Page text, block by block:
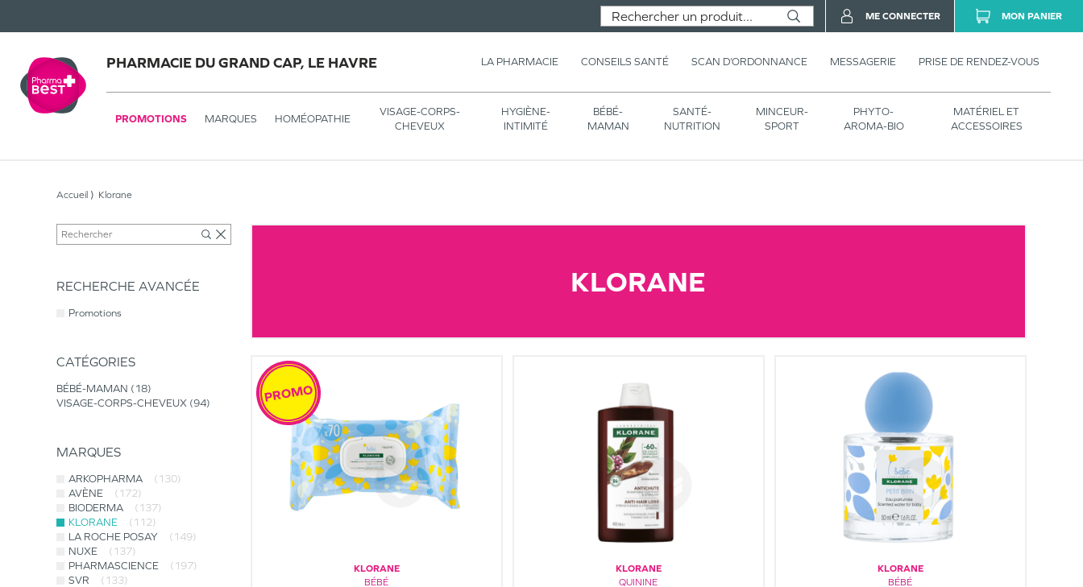
PHARMACIE DU GRAND CAP, LE HAVRE LA PHARMACIE CONSEILS SANTÉ SCAN D’ORDONNANCE MESSAGERIE PRISE DE RENDEZ-VOUS
PROMOTIONS MARQUES HOMÉOPATHIE
VISAGE-CORPS-
CHEVEUX
HYGIÈNE-
INTIMITÉ
BÉBÉ-
MAMAN
SANTÉ-
NUTRITION
MINCEUR-
SPORT
PHYTO-
AROMA-BIO
MATÉRIEL ET
ACCESSOIRES
ME CONNECTER MON PANIER
Accueil Klorane
RECHERCHE AVANCÉE
Promotions
CATÉGORIES
BÉBÉ-MAMAN
18
VISAGE-CORPS-CHEVEUX 94
MARQUES
ARKOPHARMA
(130)
AVÈNE
(172)
BIODERMA
(137)
KLORANE
(112)
LA ROCHE POSAY
(149)
NUXE
(137)
PHARMASCIENCE
(197)
SVR
(133)
KLORANE
KLORANE
BÉBÉ
PROMO
KLORANE
QUININE
KLORANE
BÉBÉ